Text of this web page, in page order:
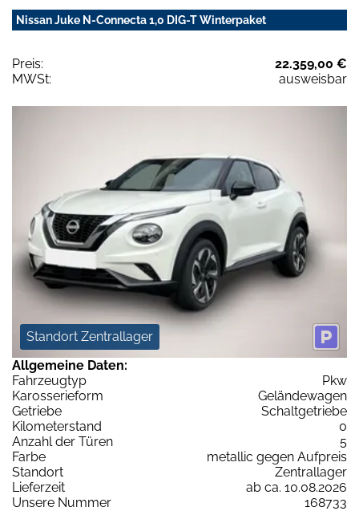
Nissan Juke N-Connecta 1,0 DIG-T Winterpaket
Preis:
22.359,00 €
MWSt:
ausweisbar
Standort Zentrallager
Allgemeine Daten:
Fahrzeugtyp
Pkw
Karosserieform
Geländewagen
Getriebe
Schaltgetriebe
Kilometerstand
0
Anzahl der Türen
5
Farbe
metallic gegen Aufpreis
Standort
Zentrallager
Lieferzeit
ab ca. 10.08.2026
Unsere Nummer
168733